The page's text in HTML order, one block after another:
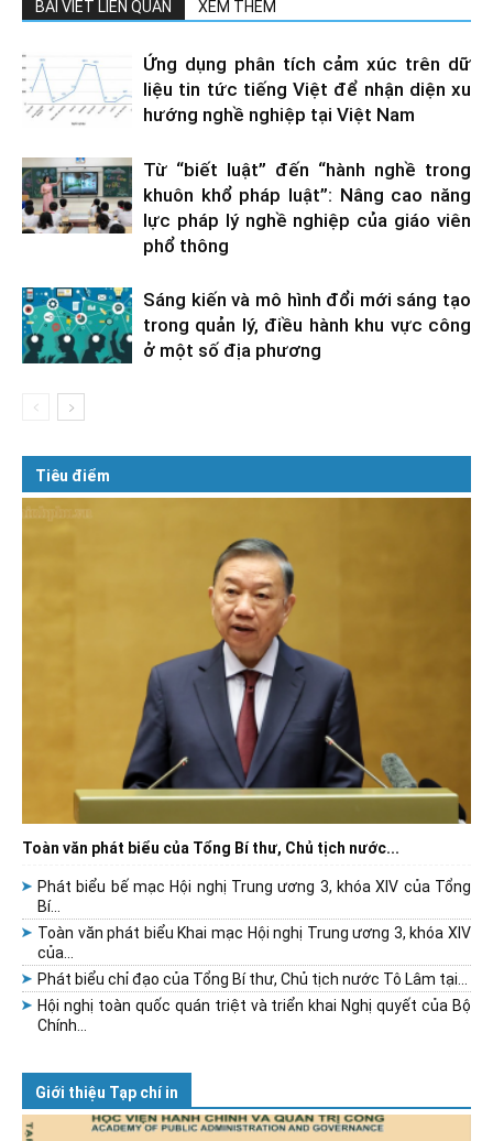
BÀI VIẾT LIÊN QUAN XEM THÊM
Ứng dụng phân tích cảm xúc trên dữ
liệu tin tức tiếng Việt để nhận diện xu
hướng nghề nghiệp tại Việt Nam
Từ “biết luật” đến “hành nghề trong
khuôn khổ pháp luật”: Nâng cao năng
lực pháp lý nghề nghiệp của giáo viên
phổ thông
Sáng kiến và mô hình đổi mới sáng tạo
trong quản lý, điều hành khu vực công
ở một số địa phương
Tiêu điểm
Toàn văn phát biểu của Tổng Bí thư, Chủ tịch nước...
Phát biểu bế mạc Hội nghị Trung ương 3, khóa XIV của Tổng
Bí...
Toàn văn phát biểu Khai mạc Hội nghị Trung ương 3, khóa XIV
của...
Phát biểu chỉ đạo của Tổng Bí thư, Chủ tịch nước Tô Lâm tại...
Hội nghị toàn quốc quán triệt và triển khai Nghị quyết của Bộ
Chính...
Giới thiệu Tạp chí in